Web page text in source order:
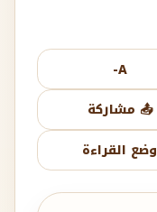
A-
📤 مشاركة
وضع القراءة